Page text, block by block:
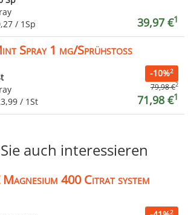
/ 1Sp
39,97 €1
Spray 1 mg/Sprühstoß
/ 1St
-10%2
79,98 €2
71,98 €1
auch interessieren
400 Citrat system
2